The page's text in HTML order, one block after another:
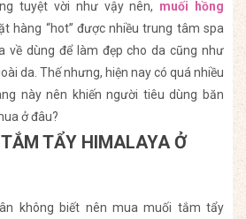
tuyệt vời như vậy nên, muối hồng
hàng “hot” được nhiều trung tâm spa
về dùng để làm đẹp cho da cũng như
da. Thế nhưng, hiện nay có quá nhiều
này nên khiến người tiêu dùng băn
ở đâu?
TẨY HIMALAYA Ở
không biết nên mua muối tắm tẩy